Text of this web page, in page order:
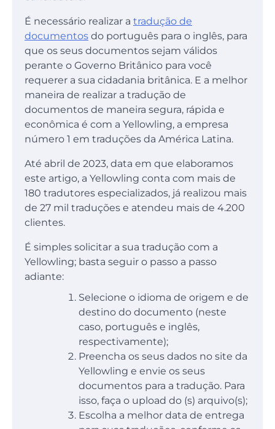
É necessário realizar a tradução de
documentos do português para o inglês, para
que os seus documentos sejam válidos
perante o Governo Britânico para você
requerer a sua cidadania britânica. E a melhor
maneira de realizar a tradução de
documentos de maneira segura, rápida e
econômica é com a Yellowling, a empresa
número 1 em traduções da América Latina.
Até abril de 2023, data em que elaboramos
este artigo, a Yellowling conta com mais de
180 tradutores especializados, já realizou mais
de 27 mil traduções e atendeu mais de 4.200
clientes.
É simples solicitar a sua tradução com a
Yellowling; basta seguir o passo a passo
adiante:
Selecione o idioma de origem e de
destino do documento (neste
caso, português e inglês,
respectivamente);
Preencha os seus dados no site da
Yellowling e envie os seus
documentos para a tradução. Para
isso, faça o upload do (s) arquivo(s);
Escolha a melhor data de entrega